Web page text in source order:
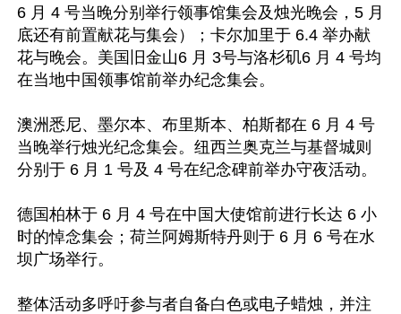
6 月 4 号当晚分别举行领事馆集会及烛光晚会，5 月
底还有前置献花与集会）；卡尔加里于 6.4 举办献
花与晚会。美国旧金山6 月 3号与洛杉矶6 月 4 号均
在当地中国领事馆前举办纪念集会。
澳洲悉尼、墨尔本、布里斯本、柏斯都在 6 月 4 号
当晚举行烛光纪念集会。纽西兰奥克兰与基督城则
分别于 6 月 1 号及 4 号在纪念碑前举办守夜活动。
德国柏林于 6 月 4 号在中国大使馆前进行长达 6 小
时的悼念集会；荷兰阿姆斯特丹则于 6 月 6 号在水
坝广场举行。
整体活动多呼吁参与者自备白色或电子蜡烛，并注